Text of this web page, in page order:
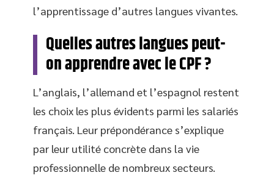
l’apprentissage d’autres langues vivantes.
Quelles autres langues peut-
on apprendre avec le CPF ?
L’anglais, l’allemand et l’espagnol restent
les choix les plus évidents parmi les salariés
français. Leur prépondérance s’explique
par leur utilité concrète dans la vie
professionnelle de nombreux secteurs.